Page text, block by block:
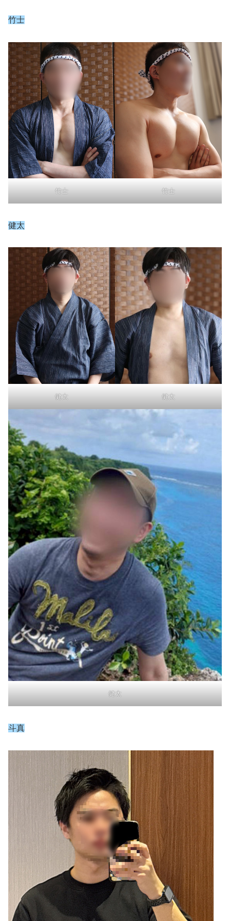
竹士
竹士 竹士
健太
健太 健太
健太
斗真